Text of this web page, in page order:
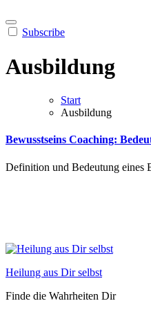
Subscribe
Ausbildung
Start
Ausbildung
Bewusstseins Coaching:
Definition u‬nd Bedeutung
Heilung aus Dir selbst
Finde die Wahrheiten Dir